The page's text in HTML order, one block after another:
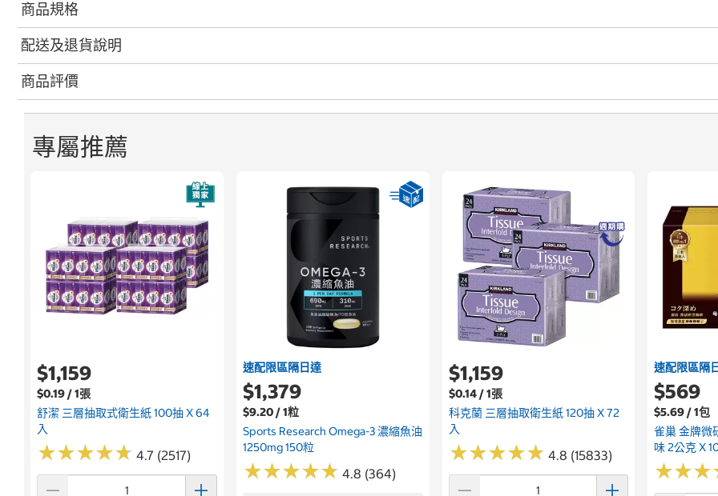
商品規格
配送及退貨說明
商品評價
專屬推薦
$1,159
$0.19 / 1張
舒潔 三層抽取式衛生紙 100抽 X 64
入
★★★★★
★★★★★ 4.7 (2517)
速配限區隔日達
$1,379
$9.20 / 1粒
Sports Research Omega-3 濃縮魚油
1250mg 150粒
★★★★★
★★★★★ 4.8 (364)
$1,159
$0.14 / 1張
科克蘭 三層抽取衛生紙 120抽 X 72
入
★★★★★
★★★★★ 4.8 (15833)
速配限區隔
$569
$5.69 / 1包
雀巢 金牌微
味 2公克 X
★★★
★★★